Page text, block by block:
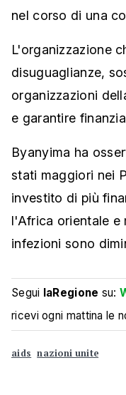
nel corso di una
L'organizzazione
disuguaglianze,
organizzazioni
e garantire
Byanyima ha
stati maggiori nei
investito di più
l'Africa orientale e
infezioni sono
Segui laRegione su:
ricevi ogni mattina le
aids nazioni unite